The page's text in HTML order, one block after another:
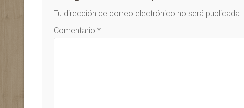
Tu dirección de correo electrónico no será publicada.
Comentario *